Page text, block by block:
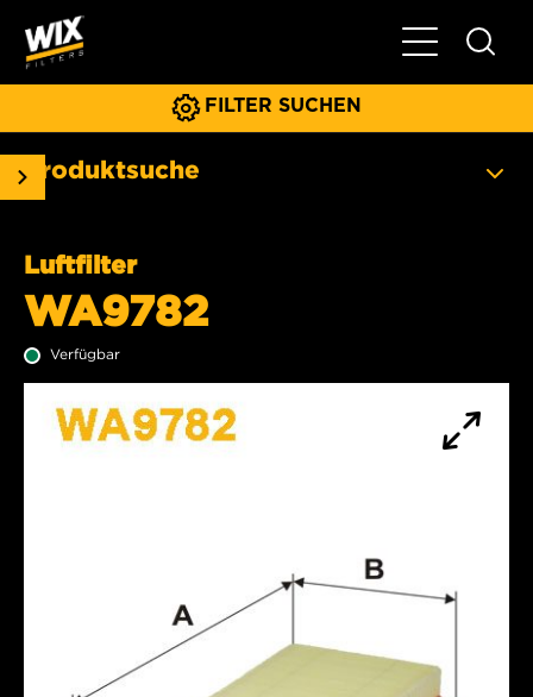
FILTER SUCHEN
Produktsuche
Luftfilter
WA9782
Verfügbar